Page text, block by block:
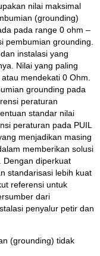
nilai maksimal
(grounding)
pada range 0 ohm –
pembumian grounding.
instalasi yang
Nilai yang paling
mendekati 0 Ohm.
grounding pada
peraturan
standar nilai
peraturan pada PUIL
menjadikan masing
memberikan solusi
Dengan diperkuat
standarisasi lebih kuat
referensi untuk
dari
penyalur petir dan
(grounding) tidak